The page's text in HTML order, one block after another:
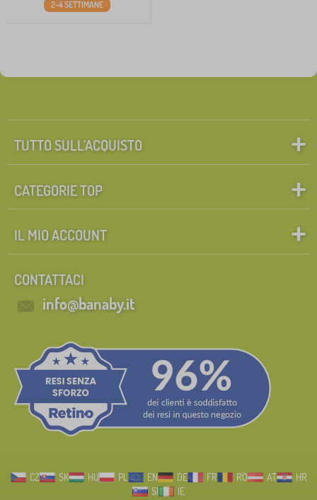
2-4 SETTIMANE
TUTTO SULL’ACQUISTO
CATEGORIE TOP
IL MIO ACCOUNT
CONTATTACI
info@banaby.it
CZ SK HU PL EN DE FR RO AT
HR
SI
IE